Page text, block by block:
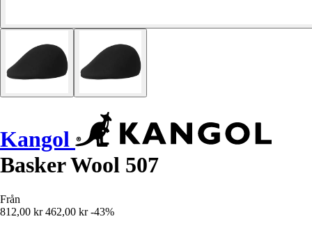
Kangol
Basker Wool 507
Från
812,00 kr 462,00 kr -43%